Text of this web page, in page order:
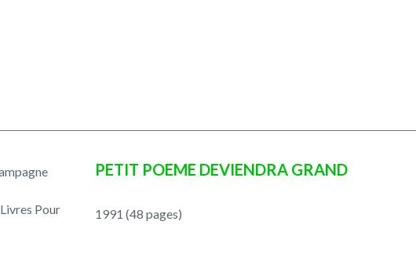
Pour
PETIT POEME DEVIENDRA GRAND
1991 (48 pages)